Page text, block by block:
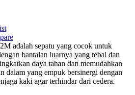
adalah sepatu yang cocok untuk
bantalan luarnya yang tebal dan
daya tahan dan memudahkan
dalam yang empuk bersinergi dengan
kaki agar terhindar dari cedera.